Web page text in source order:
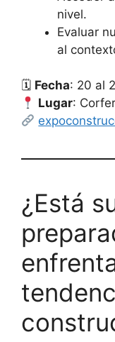
nivel.
Evaluar
al
🗓 Fecha: 20 al
Lugar:
¿Está